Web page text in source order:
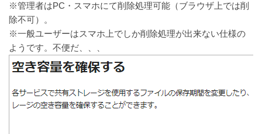
※管理者はPC・スマホにて削除処理可能（ブラウザ上では削
除不可）。
※一般ユーザーはスマホ上でしか削除処理が出来ない仕様の
ようです。不便だ、、、